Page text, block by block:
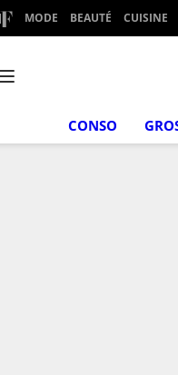
MODE BEAUTÉ CUISINE
CONSO